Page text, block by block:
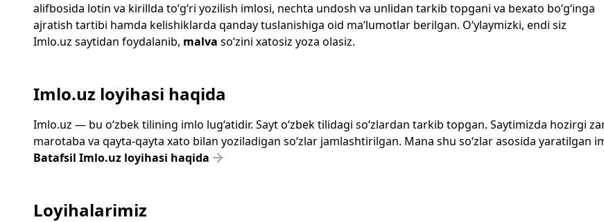
alifbosida lotin va kirillda to‘g‘ri yozilish imlosi, nechta undosh va unlidan tarkib topgani va bexato bo‘g‘inga
ajratish tartibi hamda kelishiklarda qanday tuslanishiga oid ma’lumotlar berilgan. O‘ylaymizki, endi siz
Imlo.uz saytidan foydalanib, malva so‘zini xatosiz yoza olasiz.
Imlo.uz loyihasi haqida
Imlo.uz — bu o‘zbek tilining imlo lug‘atidir. Sayt o‘zbek tilidagi so‘zlardan tarkib topgan. Saytimizda hozirgi
marotaba va qayta-qayta xato bilan yoziladigan so‘zlar jamlashtirilgan. Mana shu so‘zlar asosida yaratilgan
Batafsil Imlo.uz loyihasi haqida
Loyihalarimiz